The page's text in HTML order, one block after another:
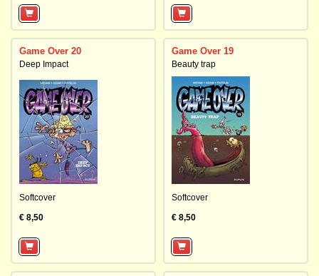
Game Over 20
Deep Impact
Softcover
€ 8,50
Game Over 19
Beauty trap
Softcover
€ 8,50